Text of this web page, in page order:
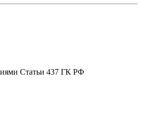
Статьи 437 ГК РФ